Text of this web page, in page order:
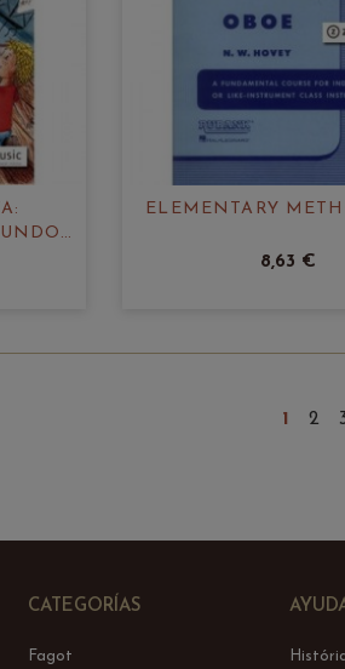
ELEMENTARY
8,63 €
1 2
CATEGORÍAS
Fagot